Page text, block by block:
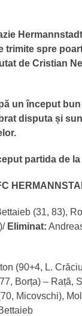
trimite spre
de Cristian
un început
disputa și
partida de
(31, 83),
Eliminat:
(90+4, L.
Borța) – Rață,
Micovschi),